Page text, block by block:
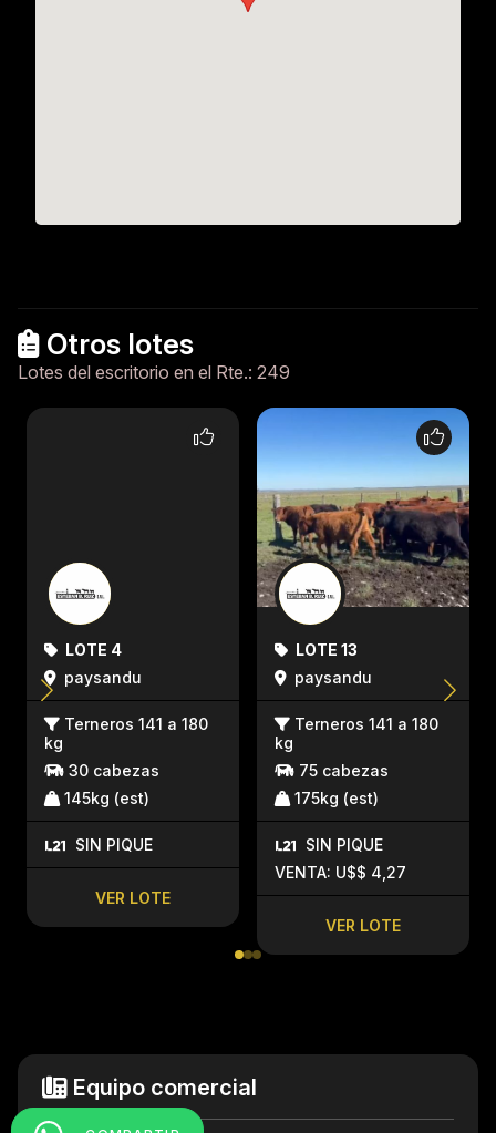
Otros lotes
Lotes del escritorio en el Rte.: 249
LOTE 4
paysandu
Terneros 141 a 180
kg
30 cabezas
145kg (est)
SIN PIQUE
VER LOTE
LOTE 13
paysandu
Terneros 141 a 180
kg
75 cabezas
175kg (est)
SIN PIQUE
VENTA: U$$ 4,27
VER LOTE
Equipo comercial